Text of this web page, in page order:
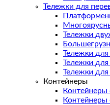
Тележки для
Тележки
Тележки
Тележки для
Тележки
Контейнеры